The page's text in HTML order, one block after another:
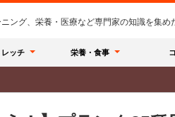
ング、栄養・医療など専門家の知識を集
ッチ 栄養・食事